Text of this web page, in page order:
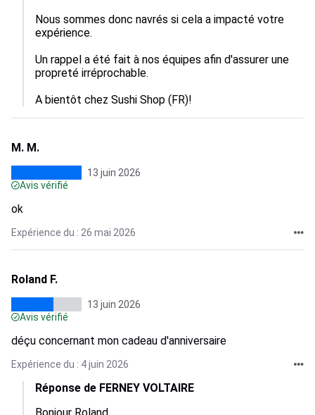
Nous sommes donc navrés si cela a impacté votre
expérience.
Un rappel a été fait à nos équipes afin d'assurer une
propreté irréprochable.
A bientôt chez Sushi Shop (FR)!
M. M.
13 juin 2026
Avis vérifié
ok
Expérience du : 26 mai 2026
Roland F.
13 juin 2026
Avis vérifié
déçu concernant mon cadeau d'anniversaire
Expérience du : 4 juin 2026
Réponse de FERNEY VOLTAIRE